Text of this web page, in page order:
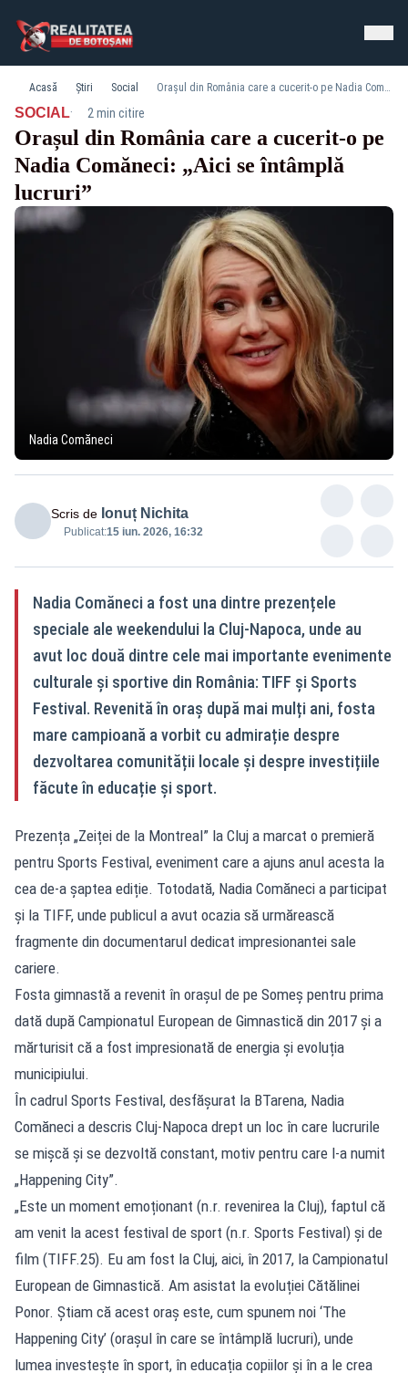
Acasă Știri Social Orașul din România care a cucerit-o pe Nadia Comăneci: „Aici se întâmplă lucruri”
SOCIAL· 2 min citire
Orașul din România care a cucerit-o pe
Nadia Comăneci: „Aici se întâmplă
lucruri”
Nadia Comăneci
Scris de Ionuț Nichita
Publicat:15 iun. 2026, 16:32
Nadia Comăneci a fost una dintre prezențele
speciale ale weekendului la Cluj-Napoca, unde au
avut loc două dintre cele mai importante evenimente
culturale și sportive din România: TIFF și Sports
Festival. Revenită în oraș după mai mulți ani, fosta
mare campioană a vorbit cu admirație despre
dezvoltarea comunității locale și despre investițiile
făcute în educație și sport.
Prezența „Zeiței de la Montreal” la Cluj a marcat o premieră
pentru Sports Festival, eveniment care a ajuns anul acesta la
cea de-a șaptea ediție. Totodată, Nadia Comăneci a participat
și la TIFF, unde publicul a avut ocazia să urmărească
fragmente din documentarul dedicat impresionantei sale
cariere.
Fosta gimnastă a revenit în orașul de pe Someș pentru prima
dată după Campionatul European de Gimnastică din 2017 și a
mărturisit că a fost impresionată de energia și evoluția
municipiului.
În cadrul Sports Festival, desfășurat la BTarena, Nadia
Comăneci a descris Cluj-Napoca drept un loc în care lucrurile
se mișcă și se dezvoltă constant, motiv pentru care l-a numit
„Happening City”.
„Este un moment emoționant (n.r. revenirea la Cluj), faptul că
am venit la acest festival de sport (n.r. Sports Festival) și de
film (TIFF.25). Eu am fost la Cluj, aici, în 2017, la Campionatul
European de Gimnastică. Am asistat la evoluției Cătălinei
Ponor. Știam că acest oraș este, cum spunem noi ‘The
Happening City’ (orașul în care se întâmplă lucruri), unde
lumea investește în sport, în educația copiilor și în a le crea